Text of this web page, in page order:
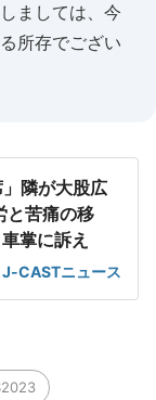
ましては、今
所存でござい
隣が大股広
と苦痛の移
掌に訴え
J-CASTニュース